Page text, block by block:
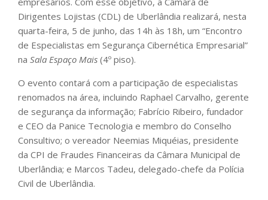
Dirigentes Lojistas (CDL) de Uberlândia realizará, nesta
quarta-feira, 5 de junho, das 14h às 18h, um “Encontro
de Especialistas em Segurança Cibernética Empresarial”
na Sala Espaço Mais (4º piso).
O evento contará com a participação de especialistas
renomados na área, incluindo Raphael Carvalho, gerente
de segurança da informação; Fabrício Ribeiro, fundador
e CEO da Panice Tecnologia e membro do Conselho
Consultivo; o vereador Neemias Miquéias, presidente
da CPI de Fraudes Financeiras da Câmara Municipal de
Uberlândia; e Marcos Tadeu, delegado-chefe da Polícia
Civil de Uberlândia.